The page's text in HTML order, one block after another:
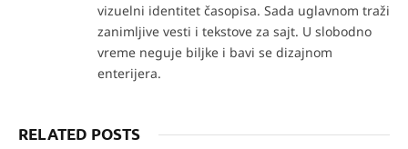
vizuelni identitet časopisa. Sada uglavnom traži
zanimljive vesti i tekstove za sajt. U slobodno
vreme neguje biljke i bavi se dizajnom
enterijera.
RELATED POSTS